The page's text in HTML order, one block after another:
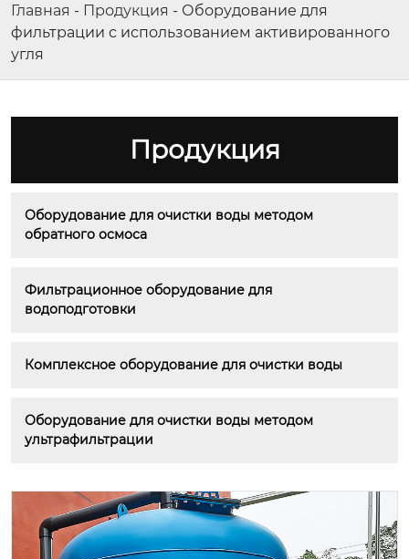
Главная - Продукция - Оборудование для
фильтрации с использованием активированного
угля
Продукция
Оборудование для очистки воды методом
обратного осмоса
Фильтрационное оборудование для
водоподготовки
Комплексное оборудование для очистки воды
Оборудование для очистки воды методом
ультрафильтрации